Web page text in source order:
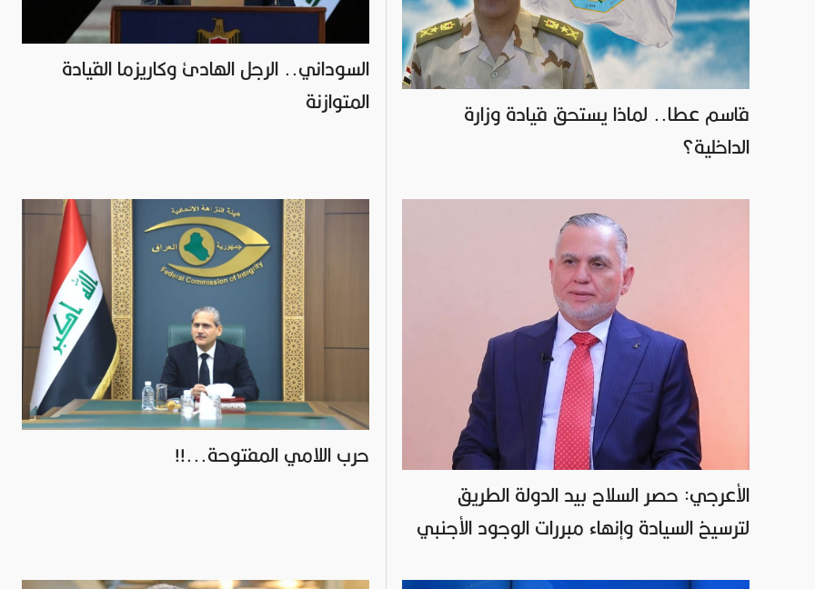
السوداني.. الرجل الهادئ وكاريزما القيادة
المتوازنة
قاسم عطا.. لماذا يستحق قيادة وزارة
الداخلية؟
حرب اللامي المفتوحة...!!
الأعرجي: حصر السلاح بيد الدولة الطريق
لترسيخ السيادة وإنهاء مبررات الوجود الأجنبي